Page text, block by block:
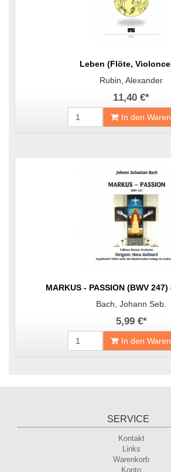
Leben (Flöte,
Rubin, Alexander
11,40 €*
In den
MARKUS - PASSION (BWV
Bach, Johann Seb.
5,99 €*
In den
SERVICE
Kontakt
Links
Warenkorb
Konto